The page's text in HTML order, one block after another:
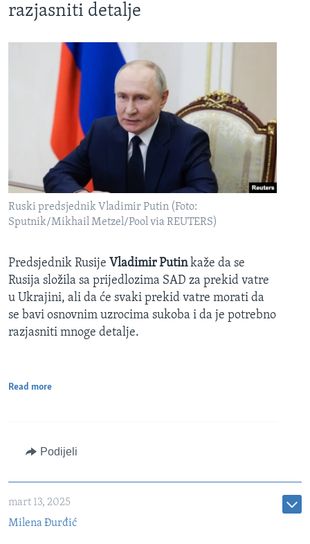
razjasniti detalje
Ruski predsjednik Vladimir Putin (Foto:
Sputnik/Mikhail Metzel/Pool via REUTERS)
Predsjednik Rusije Vladimir Putinkaže da se
Rusija složila sa prijedlozima SAD za prekid vatre
u Ukrajini, ali da će svaki prekid vatre morati da
se bavi osnovnim uzrocima sukoba i da je potrebno
razjasniti mnoge detalje.
Read more
Podijeli
mart 13, 2025
Milena Đurđić